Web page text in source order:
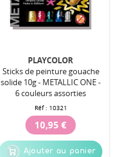
PLAYCOLOR
Sticks de peinture gouache
solide 10g - METALLIC ONE -
6 couleurs assorties
Réf : 10321
10,95 €
Ajouter au panier